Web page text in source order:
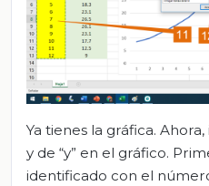
Ya tienes la gráfica.
y de “y” en el gráfico.
identificado con el